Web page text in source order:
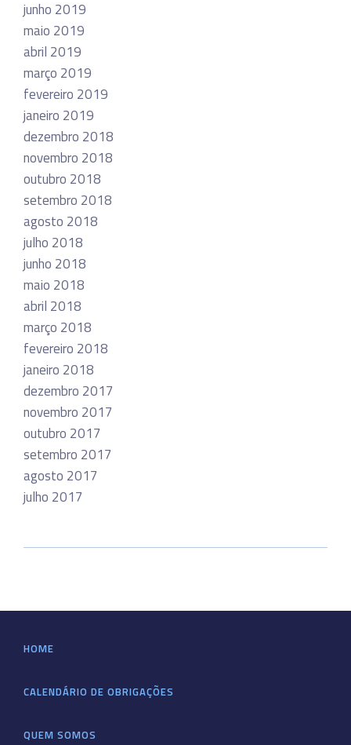
junho 2019
maio 2019
abril 2019
março 2019
fevereiro 2019
janeiro 2019
dezembro 2018
novembro 2018
outubro 2018
setembro 2018
agosto 2018
julho 2018
junho 2018
maio 2018
abril 2018
março 2018
fevereiro 2018
janeiro 2018
dezembro 2017
novembro 2017
outubro 2017
setembro 2017
agosto 2017
julho 2017
HOME
CALENDÁRIO DE OBRIGAÇÕES
QUEM SOMOS